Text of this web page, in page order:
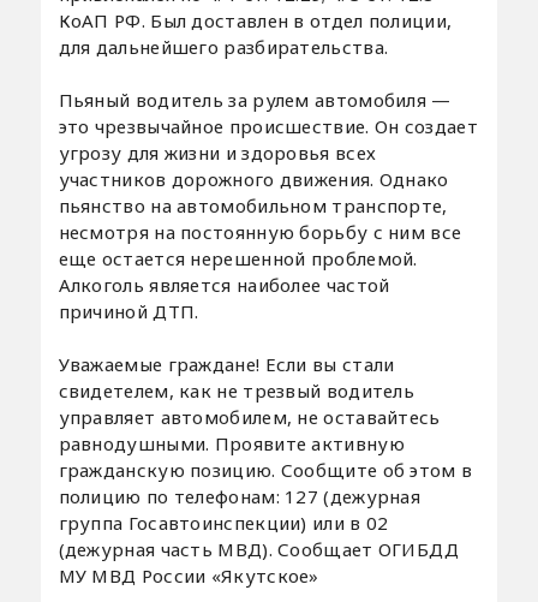
КоАП РФ. Был доставлен в отдел полиции,
для дальнейшего разбирательства.
Пьяный водитель за рулем автомобиля —
это чрезвычайное происшествие. Он создает
угрозу для жизни и здоровья всех
участников дорожного движения. Однако
пьянство на автомобильном транспорте,
несмотря на постоянную борьбу с ним все
еще остается нерешенной проблемой.
Алкоголь является наиболее частой
причиной ДТП.
Уважаемые граждане! Если вы стали
свидетелем, как не трезвый водитель
управляет автомобилем, не оставайтесь
равнодушными. Проявите активную
гражданскую позицию. Сообщите об этом в
полицию по телефонам: 127 (дежурная
группа Госавтоинспекции) или в 02
(дежурная часть МВД). Сообщает ОГИБДД
МУ МВД России «Якутское»